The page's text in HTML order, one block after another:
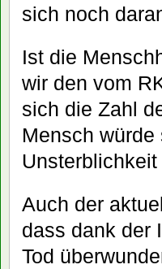
sich noch
Ist die
wir den vom
sich die Zahl
Mensch
Unsterblichkeit
Auch der
dass dank der
Tod